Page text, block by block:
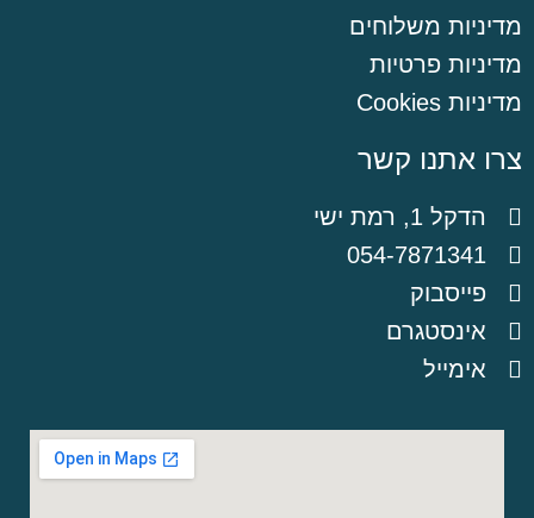
מדיניות משלוחים
מדיניות פרטיות
מדיניות Cookies
צרו אתנו קשר
הדקל 1, רמת ישי
054-7871341
פייסבוק
אינסטגרם
אימייל